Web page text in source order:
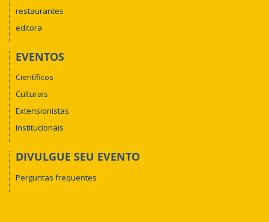
restaurantes
editora
EVENTOS
Científicos
Culturais
Extensionistas
Institucionais
DIVULGUE SEU EVENTO
Perguntas frequentes